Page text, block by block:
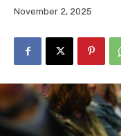
November 2, 2025